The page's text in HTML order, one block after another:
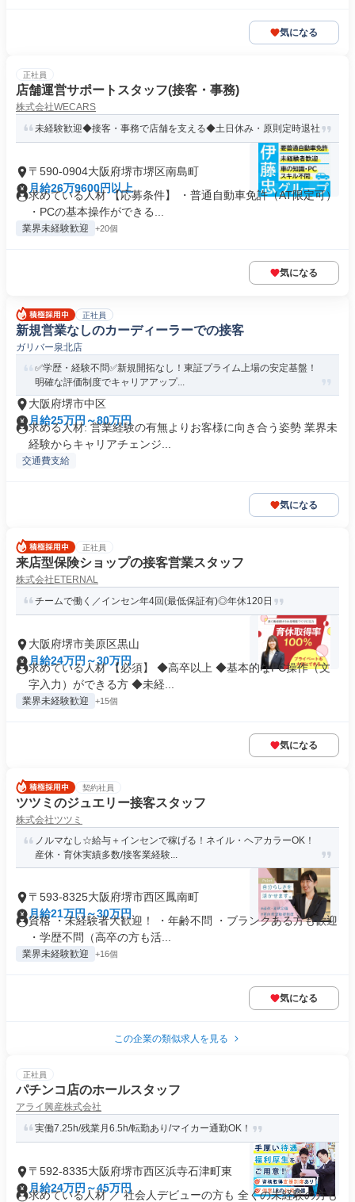
気になる
正社員
店舗運営サポートスタッフ(接客・事務)
株式会社WECARS
未経験歓迎◆接客・事務で店舗を支える◆土日休み・原則定時退社
〒590-0904大阪府堺市堺区南島町
月給26万9600円以上
求めている人材 【応募条件】 ・普通自動車免許（AT限定可）
・PCの基本操作ができる...
業界未経験歓迎 +20個
気になる
正社員
新規営業なしのカーディーラーでの接客
ガリバー泉北店
✅学歴・経験不問✅新規開拓なし！東証プライム上場の安定基盤！
明確な評価制度でキャリアアップ...
大阪府堺市中区
月給25万円～80万円
求める人材: 営業経験の有無よりお客様に向き合う姿勢 業界未
経験からキャリアチェンジ...
交通費支給
気になる
正社員
来店型保険ショップの接客営業スタッフ
株式会社ETERNAL
チームで働く／インセン年4回(最低保証有)◎年休120日
大阪府堺市美原区黒山
月給24万円～30万円
求めている人材 【必須】 ◆高卒以上 ◆基本的なPC操作（文
字入力）ができる方 ◆未経...
業界未経験歓迎 +15個
気になる
契約社員
ツツミのジュエリー接客スタッフ
株式会社ツツミ
ノルマなし☆給与＋インセンで稼げる！ネイル・ヘアカラーOK！
産休・育休実績多数/接客業経験...
〒593-8325大阪府堺市西区鳳南町
月給21万円～30万円
資格 ・未経験者大歓迎！ ・年齢不問 ・ブランクある方も歓迎
・学歴不問（高卒の方も活...
業界未経験歓迎 +16個
気になる
この企業の類似求人を見る
正社員
パチンコ店のホールスタッフ
アライ興産株式会社
実働7.25h/残業月6.5h/転勤あり/マイカー通勤OK！
〒592-8335大阪府堺市西区浜寺石津町東
月給24万円～45万円
求めている人材 ／ 社会人デビューの方も 全くの未経験の方も